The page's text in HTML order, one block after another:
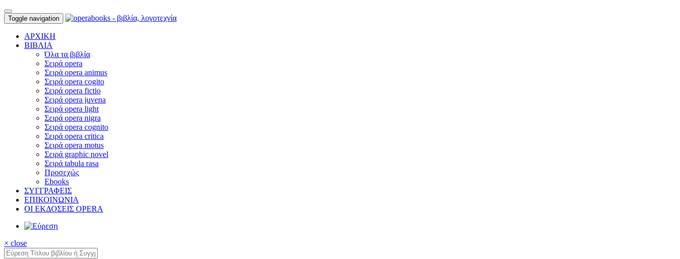
Toggle navigation
ΑΡΧΙΚΗ
ΒΙΒΛΙΑ
Όλα τα βιβλία
Σειρά opera
Σειρά opera animus
Σειρά opera cogito
Σειρά opera fictio
Σειρά opera juvena
Σειρά opera light
Σειρά opera nigra
Σειρά opera cognito
Σειρά opera critica
Σειρά opera motus
Σειρά graphic novel
Σειρά tabula rasa
Προσεχώς
Ebooks
ΣΥΓΓΡΑΦΕΙΣ
ΕΠΙΚΟΙΝΩΝΙΑ
ΟΙ ΕΚΔΟΣΕΙΣ OPERA
× close